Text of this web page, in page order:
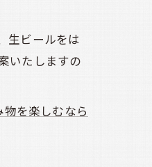
生ビールをは
いたしますの
を楽しむなら